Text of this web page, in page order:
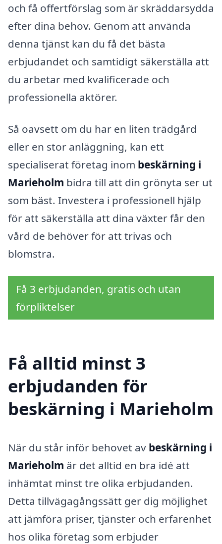
och få offertförslag som är skräddarsydda
efter dina behov. Genom att använda
denna tjänst kan du få det bästa
erbjudandet och samtidigt säkerställa att
du arbetar med kvalificerade och
professionella aktörer.
Så oavsett om du har en liten trädgård
eller en stor anläggning, kan ett
specialiserat företag inom beskärning i
Marieholm bidra till att din grönyta ser ut
som bäst. Investera i professionell hjälp
för att säkerställa att dina växter får den
vård de behöver för att trivas och
blomstra.
Få 3 erbjudanden, gratis och utan
förpliktelser
Få alltid minst 3
erbjudanden för
beskärning i Marieholm
När du står inför behovet av beskärning i
Marieholm är det alltid en bra idé att
inhämtat minst tre olika erbjudanden.
Detta tillvägagångssätt ger dig möjlighet
att jämföra priser, tjänster och erfarenhet
hos olika företag som erbjuder